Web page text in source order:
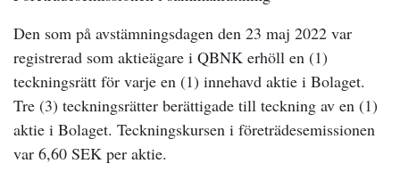
Den som på avstämningsdagen den 23 maj 2022 var
registrerad som aktieägare i QBNK erhöll en (1)
teckningsrätt för varje en (1) innehavd aktie i Bolaget.
Tre (3) teckningsrätter berättigade till teckning av en (1)
aktie i Bolaget. Teckningskursen i företrädesemissionen
var 6,60 SEK per aktie.